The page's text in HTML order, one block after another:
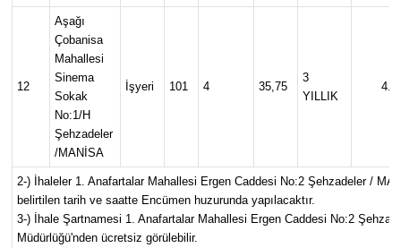
12
Aşağı
Çobanisa
Mahallesi
Sinema
Sokak
No:1/H
Şehzadeler
/MANİSA
İşyeri 101 4 35,75
3
YILLIK
2-)İhaleler 1. Anafartalar Mahallesi Ergen Caddesi No:2 Şehzadeler /
belirtilen tarih ve saatte Encümen huzurunda yapılacaktır.
3-)İhale Şartnamesi 1. Anafartalar Mahallesi Ergen Caddesi No:2
Müdürlüğü'nden ücretsiz görülebilir.